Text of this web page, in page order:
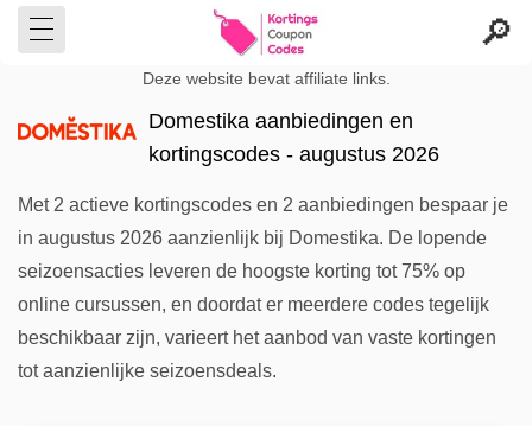
Deze website bevat affiliate links.
Domestika aanbiedingen en
kortingscodes - augustus 2026
Met 2 actieve kortingscodes en 2 aanbiedingen bespaar je
in augustus 2026 aanzienlijk bij Domestika. De lopende
seizoensacties leveren de hoogste korting tot 75% op
online cursussen, en doordat er meerdere codes tegelijk
beschikbaar zijn, varieert het aanbod van vaste kortingen
tot aanzienlijke seizoensdeals.